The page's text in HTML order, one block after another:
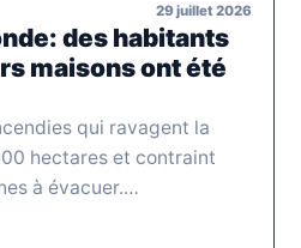
29 juillet 2026
des habitants
maisons ont été
qui ravagent la
hectares et contraint
à évacuer.…